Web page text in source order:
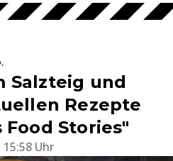
Salzteig und
Rezepte
Food Stories"
15:58 Uhr